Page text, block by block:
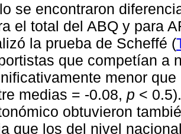
se encontraron
el total del ABQ y para
la prueba de Scheffé (
que competían a
menor
medias = -0.08, p <
obtuvieron
que los del nivel